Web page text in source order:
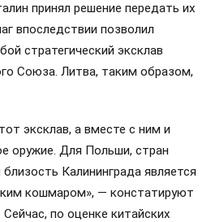
принял решение передать их
впоследствии позволил
стратегический эксклав
Союза. Литва, таким образом,
эксклав, а вместе с ним и
оружие. Для Польши, стран
Калининграда является
кошмаром», — констатируют
по оценке китайских